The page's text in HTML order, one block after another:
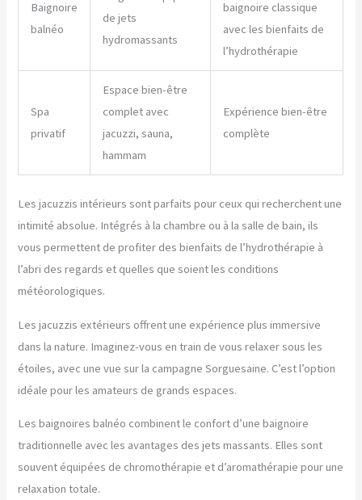
Baignoire
balnéo
de jets
hydromassants
baignoire classique
avec les bienfaits de
l’hydrothérapie
Spa
privatif
Espace bien-être
complet avec
jacuzzi, sauna,
hammam
Expérience bien-être
complète
Les jacuzzis intérieurs sont parfaits pour ceux qui recherchent une
intimité absolue. Intégrés à la chambre ou à la salle de bain, ils
vous permettent de profiter des bienfaits de l’hydrothérapie à
l’abri des regards et quelles que soient les conditions
météorologiques.
Les jacuzzis extérieurs offrent une expérience plus immersive
dans la nature. Imaginez-vous en train de vous relaxer sous les
étoiles, avec une vue sur la campagne Sorguesaine. C’est l’option
idéale pour les amateurs de grands espaces.
Les baignoires balnéo combinent le confort d’une baignoire
traditionnelle avec les avantages des jets massants. Elles sont
souvent équipées de chromothérapie et d’aromathérapie pour une
relaxation totale.